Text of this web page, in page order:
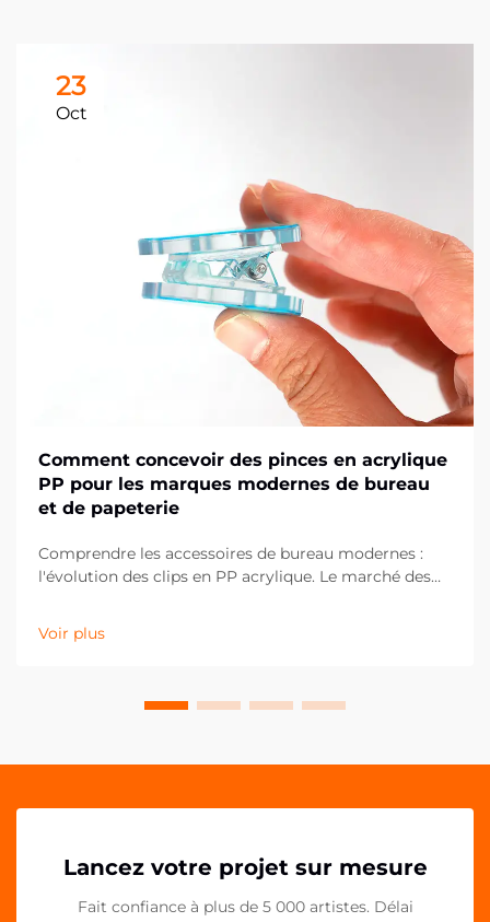
23
Oct
Comment concevoir des pinces en acrylique
PP pour les marques modernes de bureau
et de papeterie
Comprendre les accessoires de bureau modernes :
l'évolution des clips en PP acrylique. Le marché des
cours de la dernière décennie, les clips en PP
acrylique s'imposant comme un élément essentiel
Voir plus
Lancez votre projet sur mesure
Fait confiance à plus de 5 000 artistes. Délai